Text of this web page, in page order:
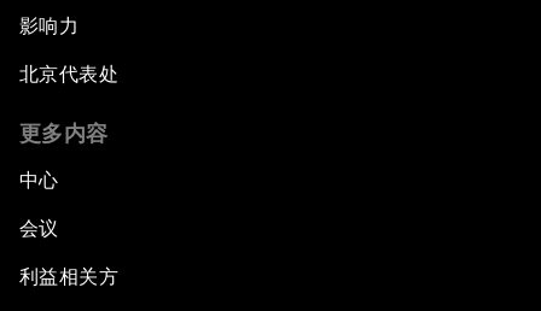
影响力
北京代表处
更多内容
中心
会议
利益相关方